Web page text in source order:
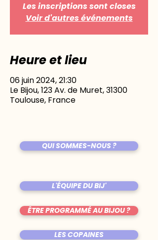
Les inscriptions sont closes
Voir d'autres événements
Heure et lieu
06 juin 2024, 21:30
Le Bijou, 123 Av. de Muret, 31300
Toulouse, France
QUI SOMMES-NOUS ?
L'ÉQUIPE DU BIJ'
ÊTRE PROGRAMMÉ AU BIJOU ?
LES COPAINES